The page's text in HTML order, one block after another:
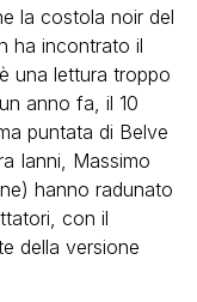
la costola noir del
ha incontrato il
una lettura troppo
anno fa, il 10
puntata di Belve
Ianni, Massimo
hanno radunato
con il
della versione